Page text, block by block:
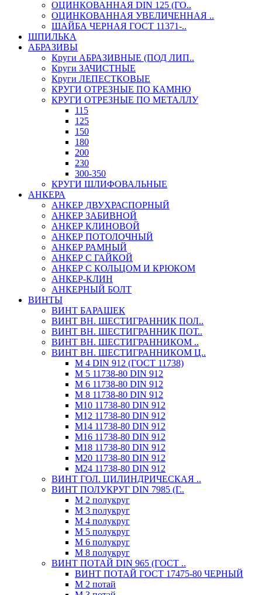
ОЦИНКОВАННАЯ DIN 125 (ГО..
ОЦИНКОВАННАЯ УВЕЛИЧЕННАЯ ..
ШАЙБА ЧЕРНАЯ ГОСТ 11371-..
ШПИЛЬКА
АБРАЗИВЫ
Круги АБРАЗИВНЫЕ (ПОД ЛИП..
Круги ЗАЧИСТНЫЕ
Круги ЛЕПЕСТКОВЫЕ
КРУГИ ОТРЕЗНЫЕ ПО КАМНЮ
КРУГИ ОТРЕЗНЫЕ ПО МЕТАЛЛУ
115
125
150
180
200
230
300-350
КРУГИ ШЛИФОВАЛЬНЫЕ
АНКЕРА
АНКЕР ДВУХРАСПОРНЫЙ
АНКЕР ЗАБИВНОЙ
АНКЕР КЛИНОВОЙ
АНКЕР ПОТОЛОЧНЫЙ
АНКЕР РАМНЫЙ
АНКЕР С ГАЙКОЙ
АНКЕР С КОЛЬЦОМ И КРЮКОМ
АНКЕР-КЛИН
АНКЕРНЫЙ БОЛТ
ВИНТЫ
ВИНТ БАРАШЕК
ВИНТ ВН. ШЕСТИГРАННИК ПОЛ..
ВИНТ ВН. ШЕСТИГРАННИК ПОТ..
ВИНТ ВН. ШЕСТИГРАННИКОМ ..
ВИНТ ВН. ШЕСТИГРАННИКОМ Ц..
М 4 DIN 912 (ГОСТ 11738)
М 5 11738-80 DIN 912
М 6 11738-80 DIN 912
М 8 11738-80 DIN 912
М10 11738-80 DIN 912
М12 11738-80 DIN 912
М14 11738-80 DIN 912
М16 11738-80 DIN 912
М18 11738-80 DIN 912
М20 11738-80 DIN 912
М24 11738-80 DIN 912
ВИНТ ГОЛ. ЦИЛИНДРИЧЕСКАЯ ..
ВИНТ ПОЛУКРУГ DIN 7985 (Г..
М 2 полукруг
М 3 полукруг
М 4 полукруг
М 5 полукруг
М 6 полукруг
М 8 полукруг
ВИНТ ПОТАЙ DIN 965 (ГОСТ ..
ВИНТ ПОТАЙ ГОСТ 17475-80 ЧЕРНЫЙ
М 2 потай